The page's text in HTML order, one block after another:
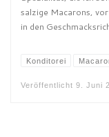
salzige Macarons,
in den
Konditorei
Veröffentlicht 9. Juni